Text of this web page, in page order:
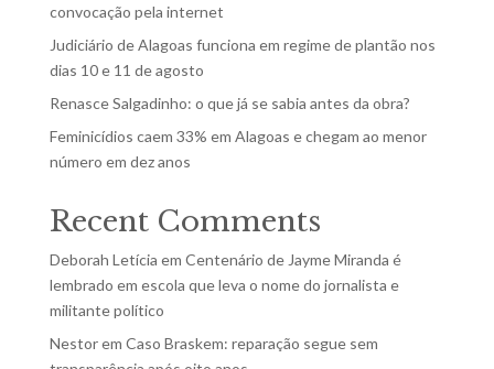
convocação pela internet
Judiciário de Alagoas funciona em regime de plantão nos
dias 10 e 11 de agosto
Renasce Salgadinho: o que já se sabia antes da obra?
Feminicídios caem 33% em Alagoas e chegam ao menor
número em dez anos
Recent Comments
Deborah Letícia em Centenário de Jayme Miranda é
lembrado em escola que leva o nome do jornalista e
militante político
Nestorem Caso Braskem: reparação segue sem